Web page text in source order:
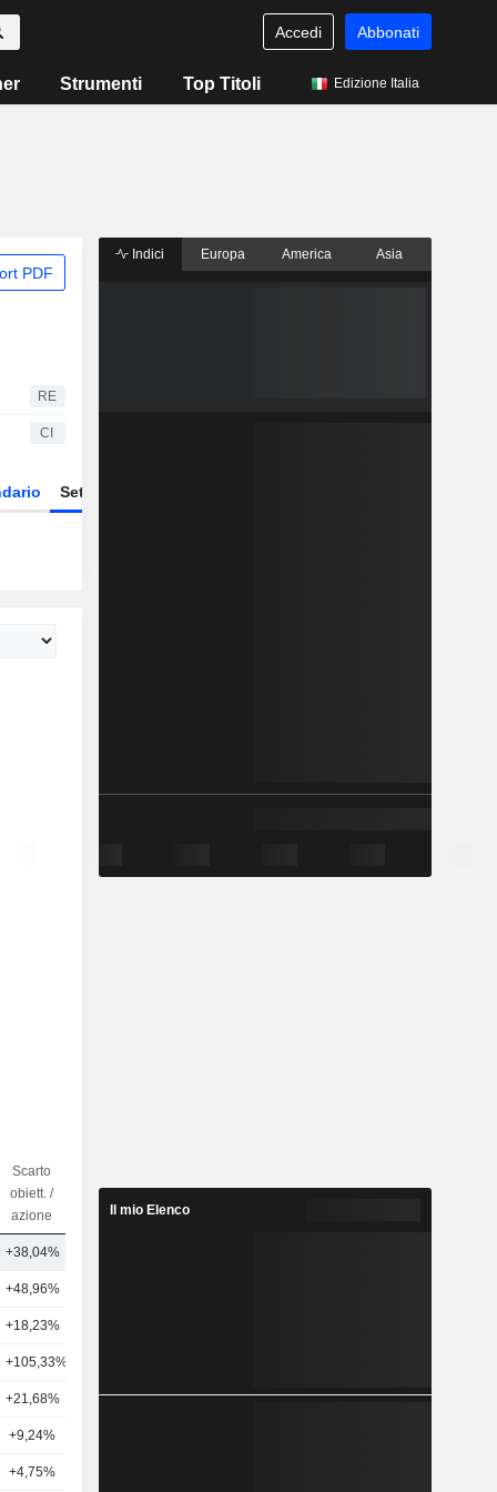
Accedi Abbonati
Strumenti Top Titoli Edizione Italia
PDF
RE
CI
Settore
Scarto
obiett. /
azione
Analisti
+38,04%
+48,96%
+18,23%
+105,33%
+21,68% 8
+9,24%
+4,75%
Indici Europa America Asia
Il mio Elenco